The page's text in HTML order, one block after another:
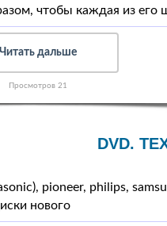
чтобы каждая из его
Читать дальше
Просмотров 21
DVD.
pioneer, philips,
нового